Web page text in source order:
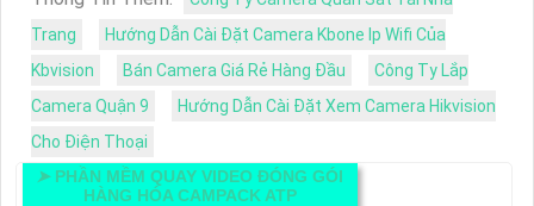
Trang
Hướng Dẫn Cài Đặt Camera Kbone Ip Wifi Của
Kbvision
Bán Camera Giá Rẻ Hàng Đầu
Công Ty Lắp
Camera Quận 9
Hướng Dẫn Cài Đặt Xem Camera Hikvision
Cho Điện Thoại
➤ PHẦN MỀM QUAY VIDEO ĐÓNG GÓI
HÀNG HÓA CAMPACK ATP